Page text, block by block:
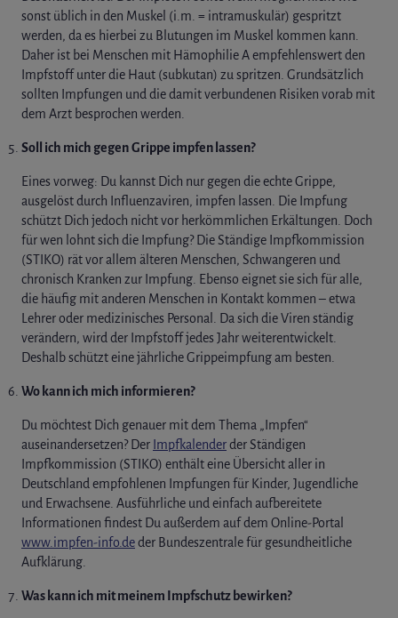
sonst üblich in den Muskel (i.m. = intramuskulär) gespritzt
werden, da es hierbei zu Blutungen im Muskel kommen kann.
Daher ist bei Menschen mit Hämophilie A empfehlenswert den
Impfstoff unter die Haut (subkutan) zu spritzen. Grundsätzlich
sollten Impfungen und die damit verbundenen Risiken vorab mit
dem Arzt besprochen werden.
Soll ich mich gegenGrippe impfen lassen?
Eines vorweg: Du kannst Dich nur gegen die echte Grippe,
ausgelöst durch Influenzaviren, impfen lassen. Die Impfung
schützt Dich jedoch nicht vor herkömmlichen Erkältungen. Doch
für wen lohnt sich die Impfung? Die Ständige Impfkommission
(STIKO) rät vor allem älteren Menschen, Schwangeren und
chronisch Kranken zur Impfung. Ebenso eignet sie sich für alle,
die häufig mit anderen Menschen in Kontakt kommen – etwa
Lehrer oder medizinisches Personal. Da sich die Viren ständig
verändern, wird der Impfstoff jedes Jahr weiterentwickelt.
Deshalb schützt eine jährliche Grippeimpfung am besten.
Wo kann ich mich informieren?
Du möchtest Dich genauer mit dem Thema „Impfen“
auseinandersetzen? Der Impfkalenderder Ständigen
Impfkommission (STIKO) enthält eine Übersicht aller in
Deutschland empfohlenen Impfungen für Kinder, Jugendliche
und Erwachsene. Ausführliche und einfach aufbereitete
Informationen findest Du außerdem auf dem Online-Portal
www.impfen-info.deder Bundeszentrale für gesundheitliche
Aufklärung.
Was kann ich mit meinem Impfschutz bewirken?